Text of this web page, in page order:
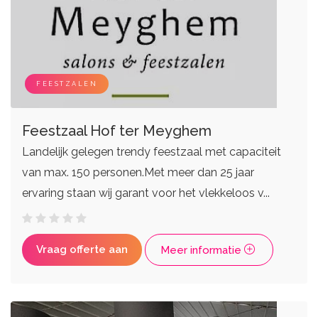
FEESTZALEN
Feestzaal Hof ter Meyghem
Landelijk gelegen trendy feestzaal met capaciteit
van max. 150 personen.Met meer dan 25 jaar
ervaring staan wij garant voor het vlekkeloos v...
Vraag offerte aan Meer informatie